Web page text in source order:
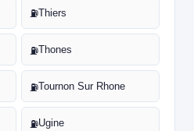
⛽Thiers
⛽Thones
⛽Tournon Sur Rhone
⛽Ugine